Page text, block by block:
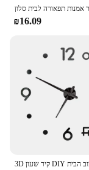
₪16.09